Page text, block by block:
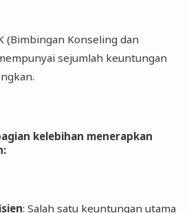
(Bimbingan Konseling dan
sejumlah keuntungan
kelebihan menerapkan
:
: Salah satu keuntungan utama